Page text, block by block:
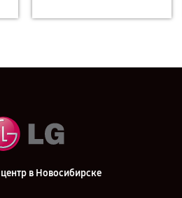
в Новосибирске